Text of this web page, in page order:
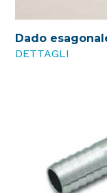
Dado
DETTAGLI